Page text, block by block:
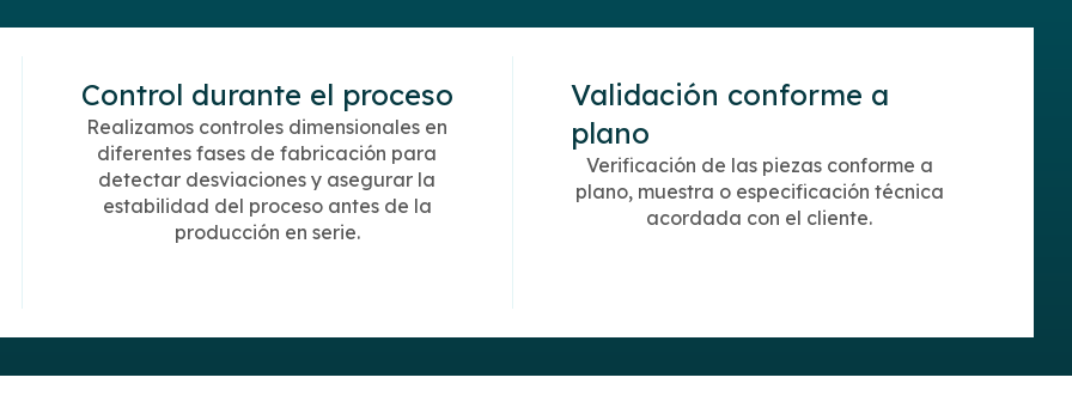
Control durante el proceso
Realizamos controles dimensionales en
diferentes fases de fabricación para
detectar desviaciones y asegurar la
estabilidad del proceso antes de la
producción en serie.
Validación conforme a
plano
Verificación de las piezas conforme a
plano, muestra o especificación técnica
acordada con el cliente.